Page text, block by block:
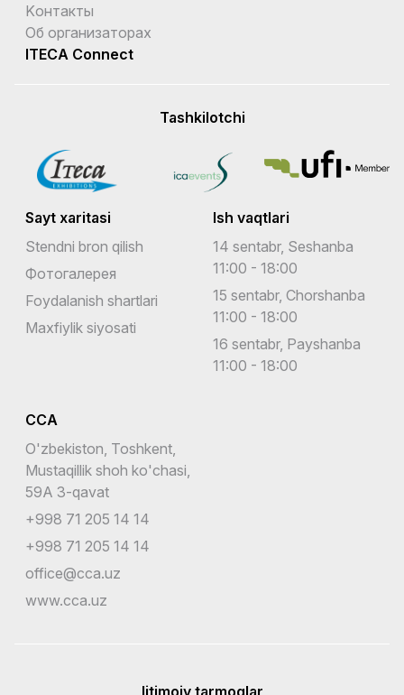
Kонтакты
Об организаторах
ITECA Connect
Tashkilotchi
Sayt xaritasi
Stendni bron qilish
Фотогалерея
Foydalanish shartlari
Maxfiylik siyosati
Ish vaqtlari
14 sentabr, Seshanba
11:00 - 18:00
15 sentabr, Chorshanba
11:00 - 18:00
16 sentabr, Payshanba
11:00 - 18:00
CCA
O'zbekiston, Toshkent,
Mustaqillik shoh ko'chasi,
59A 3-qavat
+998 71 205 14 14
+998 71 205 14 14
office@cca.uz
www.cca.uz